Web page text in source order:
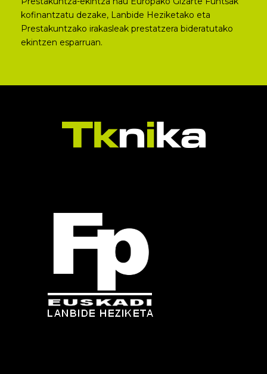
kofinantzatu dezake, Lanbide Heziketako eta
Prestakuntzako irakasleak prestatzera bideratutako
ekintzen esparruan.